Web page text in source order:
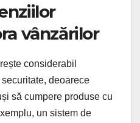
vânzărilor
considerabil
deoarece
să cumpere produse cu
un sistem de